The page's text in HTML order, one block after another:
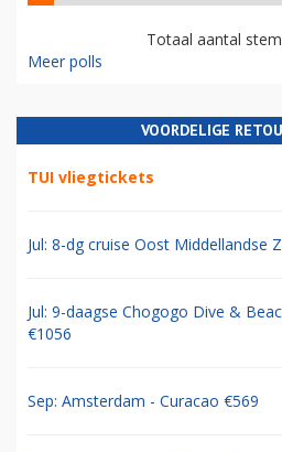
Totaal aantal
Meer polls
VOORDELIGE
TUI vliegtickets
Jul: 8-dg cruise Oost Middellandse
Jul: 9-daagse Chogogo Dive &
€1056
Sep: Amsterdam - Curacao €569